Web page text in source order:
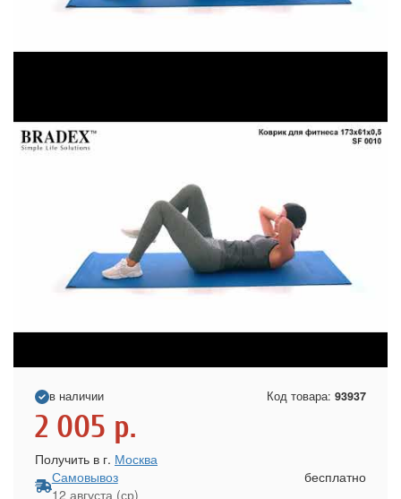
в наличии Код товара: 93937
2 005 р.
Получить в г. Москва
Самовывоз
12 августа (ср)
бесплатно